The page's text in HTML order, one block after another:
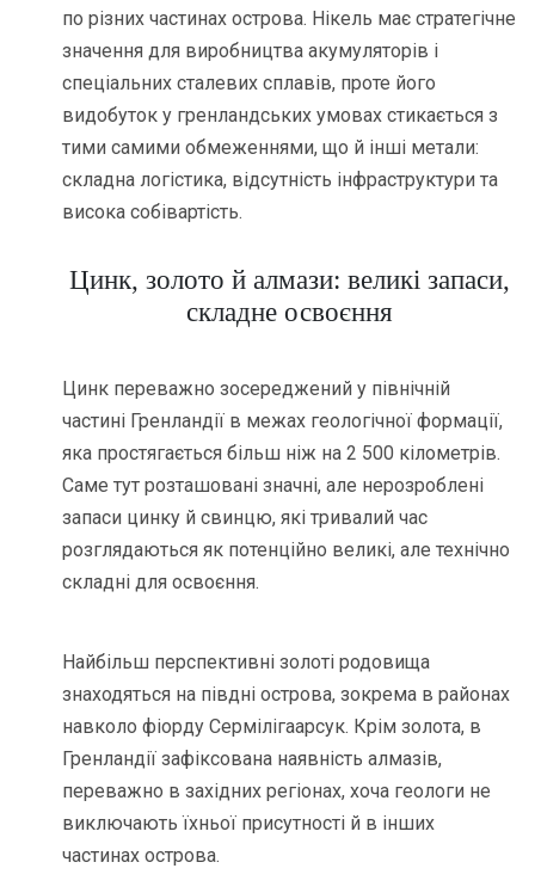
по різних частинах острова. Нікель має стратегічне
значення для виробництва акумуляторів і
спеціальних сталевих сплавів, проте його
видобуток у гренландських умовах стикається з
тими самими обмеженнями, що й інші метали:
складна логістика, відсутність інфраструктури та
висока собівартість.
Цинк, золото й алмази: великі запаси,
складне освоєння
Цинк переважно зосереджений у північній
частині Гренландії в межах геологічної формації,
яка простягається більш ніж на 2 500 кілометрів.
Саме тут розташовані значні, але нерозроблені
запаси цинку й свинцю, які тривалий час
розглядаються як потенційно великі, але технічно
складні для освоєння.
Найбільш перспективні золоті родовища
знаходяться на півдні острова, зокрема в районах
навколо фіорду Сермілігаарсук. Крім золота, в
Гренландії зафіксована наявність алмазів,
переважно в західних регіонах, хоча геологи не
виключають їхньої присутності й в інших
частинах острова.